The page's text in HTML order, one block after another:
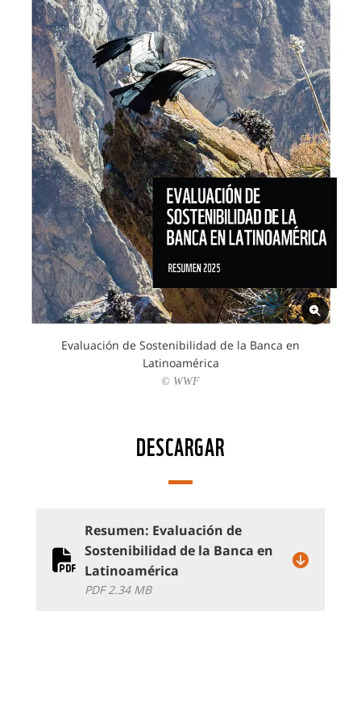
Evaluación de Sostenibilidad de la Banca en
Latinoamérica
© WWF
DESCARGAR
Resumen: Evaluación de
Sostenibilidad de la Banca en
Latinoamérica
PDF 2.34 MB